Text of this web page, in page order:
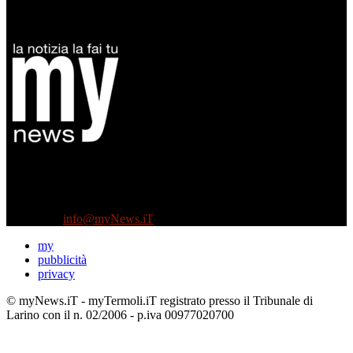
info@myNews.iT
my
pubblicità
privacy
© myNews.iT - myTermoli.iT registrato presso il Tribunale di
Larino con il n. 02/2006 - p.iva 00977020700